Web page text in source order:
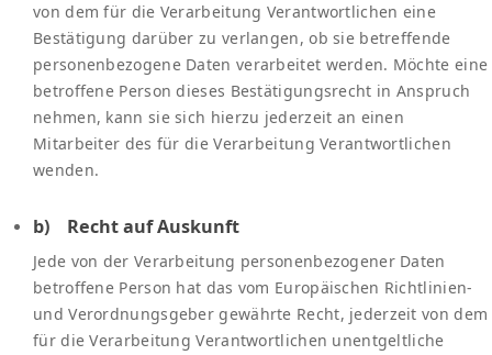
von dem für die Verarbeitung Verantwortlichen eine
Bestätigung darüber zu verlangen, ob sie betreffende
personenbezogene Daten verarbeitet werden. Möchte eine
betroffene Person dieses Bestätigungsrecht in Anspruch
nehmen, kann sie sich hierzu jederzeit an einen
Mitarbeiter des für die Verarbeitung Verantwortlichen
wenden.
b) Recht auf Auskunft
Jede von der Verarbeitung personenbezogener Daten
betroffene Person hat das vom Europäischen Richtlinien-
und Verordnungsgeber gewährte Recht, jederzeit von dem
für die Verarbeitung Verantwortlichen unentgeltliche